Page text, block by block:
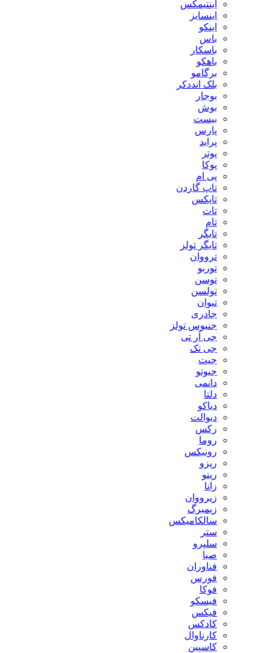
اینتیمکس
اینسایز
اینکو
باس
باسکار
باهکو
برگامو
بلک انددکر
بوجار
بوش
بیست
پارس
پراید
پوتر
پوکا
پی ام
تاپ گاردن
تاپکس
تات
تام
تایگر
تایگر تولز
ترووان
توربو
توسن
تولسن
تیوان
جادری
جنیوس تولز
جی آر تی
جی تک
جیت
جیوتو
دانمی
دلتا
دیاکو
دیوالت
رکس
روما
رونیکس
ریزو
رینو
زانا
زیرووان
زیمبرگ
سالکامیکس
ستر
سلپرو
صبا
فناوران
فورس
فوکا
فیسکو
فیکس
کادکس
کارناوال
کاسپین